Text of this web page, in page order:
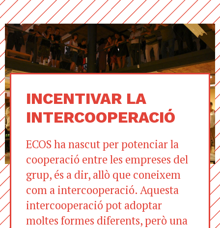
INCENTIVAR LA
INTERCOOPERACIÓ
ECOS ha nascut per potenciar la
cooperació entre les empreses del
grup, és a dir, allò que coneixem
com a intercooperació. Aquesta
intercooperació pot adoptar
moltes formes diferents, però una